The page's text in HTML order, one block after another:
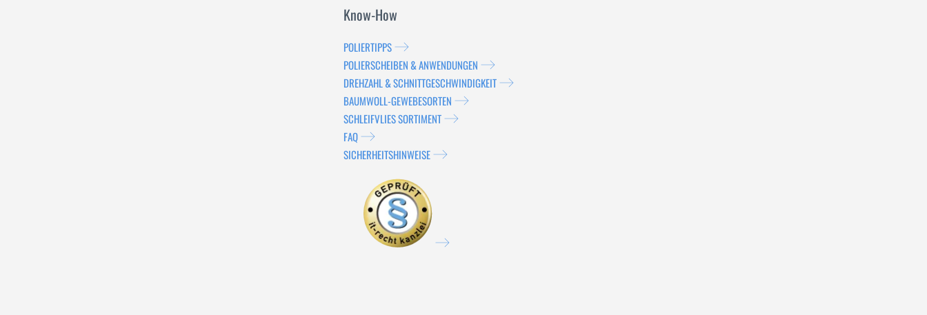
Know-How
POLIERTIPPS
POLIERSCHEIBEN & ANWENDUNGEN
DREHZAHL & SCHNITTGESCHWINDIGKEIT
BAUMWOLL-GEWEBESORTEN
SCHLEIFVLIES SORTIMENT
FAQ
SICHERHEITSHINWEISE